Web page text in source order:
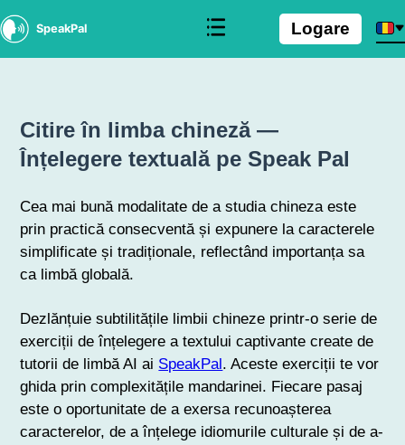
SpeakPal Logare
Citire în limba chineză —
Înțelegere textuală pe Speak Pal
Cea mai bună modalitate de a studia chineza este
prin practică consecventă și expunere la caracterele
simplificate și tradiționale, reflectând importanța sa
ca limbă globală.
Dezlănțuie subtilitățile limbii chineze printr-o serie de
exerciții de înțelegere a textului captivante create de
tutorii de limbă AI ai SpeakPal. Aceste exerciții te vor
ghida prin complexitățile mandarinei. Fiecare pasaj
este o oportunitate de a exersa recunoașterea
caracterelor, de a înțelege idiomurile culturale și de a-